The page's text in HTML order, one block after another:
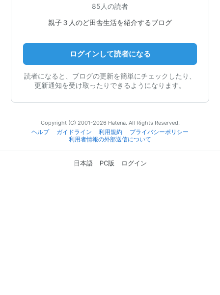
85人の読者
親子３人のど田舎生活を紹介するブログ
ログインして読者になる
読者になると、ブログの更新を簡単にチェックしたり、
更新通知を受け取ったりできるようになります。
Copyright (C) 2001-2026 Hatena. All Rights Reserved.
ヘルプ
ガイドライン 利用規約
プライバシーポリシー
利用者情報の外部送信について
日本語 PC版 ログイン